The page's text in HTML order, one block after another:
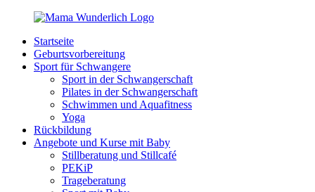
Zurück
Inhalt
MamaWunderlich.de
Mutti
sein
wunderbar!
Startseite
Geburtsvorbereitung
Sport für Schwangere
Sport in der Schwangerschaft
Pilates in der Schwangerschaft
Schwimmen und Aquafitness
Yoga
Rückbildung
Angebote und Kurse mit Baby
Stillberatung und Stillcafé
PEKiP
Trageberatung